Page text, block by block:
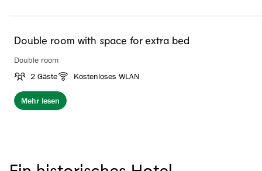
Double room with space for extra bed
Double room
2 Gäste
Kostenloses WLAN
Mehr lesen